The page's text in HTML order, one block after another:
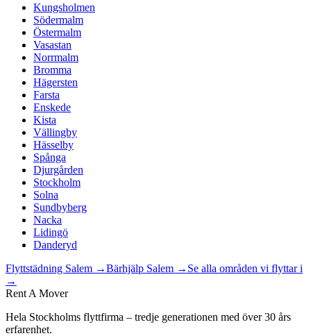
Kungsholmen
Södermalm
Östermalm
Vasastan
Norrmalm
Bromma
Hägersten
Farsta
Enskede
Kista
Vällingby
Hässelby
Spånga
Djurgården
Stockholm
Solna
Sundbyberg
Nacka
Lidingö
Danderyd
Flyttstädning Salem →Bärhjälp Salem → Se alla områden vi flyttar i
→
Rent A Mover
Hela Stockholms flyttfirma – tredje generationen med över 30 års
erfarenhet.